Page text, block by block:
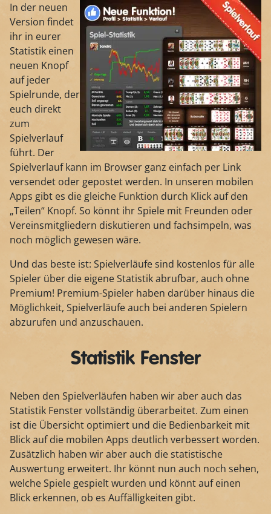
In der neuen
Version findet
ihr in eurer
Statistik einen
neuen Knopf
auf jeder
Spielrunde, der
euch direkt
zum
Spielverlauf
führt. Der
Spielverlauf kann im Browser ganz einfach per Link
versendet oder gepostet werden. In unseren mobilen
Apps gibt es die gleiche Funktion durch Klick auf den
„Teilen“ Knopf. So könnt ihr Spiele mit Freunden oder
Vereinsmitgliedern diskutieren und fachsimpeln, was
noch möglich gewesen wäre.
Und das beste ist: Spielverläufe sind kostenlos für alle
Spieler über die eigene Statistik abrufbar, auch ohne
Premium! Premium-Spieler haben darüber hinaus die
Möglichkeit, Spielverläufe auch bei anderen Spielern
abzurufen und anzuschauen.
Statistik Fenster
Neben den Spielverläufen haben wir aber auch das
Statistik Fenster vollständig überarbeitet. Zum einen
ist die Übersicht optimiert und die Bedienbarkeit mit
Blick auf die mobilen Apps deutlich verbessert worden.
Zusätzlich haben wir aber auch die statistische
Auswertung erweitert. Ihr könnt nun auch noch sehen,
welche Spiele gespielt wurden und könnt auf einen
Blick erkennen, ob es Auffälligkeiten gibt.